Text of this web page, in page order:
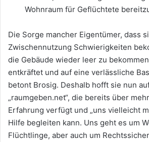
Wohnraum für Geflüchtete
Die Sorge mancher Eigentümer, dass
Zwischennutzung Schwierigkeiten
die Gebäude wieder leer zu
entkräftet und auf eine verlässliche
betont Brosig. Deshalb hofft sie nun
„raumgeben.net“, die bereits über
Erfahrung verfügt und „uns vielleicht
Hilfe begleiten kann. Uns geht es um
Flüchtlinge, aber auch um